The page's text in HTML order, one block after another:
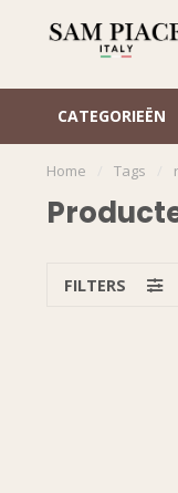
CATEGORIEËN
Italiaans design
Home Tags
FILTERS